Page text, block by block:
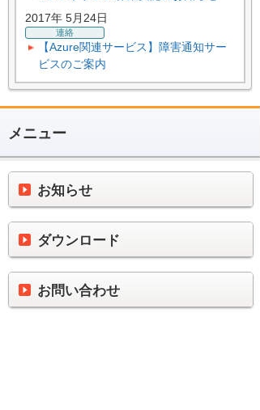
2017年 5月24日
連絡
【Azure関連サービス】障害通知サー
ビスのご案内
メニュー
お知らせ
ダウンロード
お問い合わせ